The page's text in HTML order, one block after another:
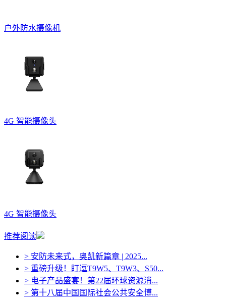
户外防水摄像机
4G 智能摄像头
4G 智能摄像头
推荐阅读
> 安防未来式，奥凯新篇章 | 2025...
> 重磅升级！盯逗T9W5、T9W3、S50...
> 电子产品盛宴！第22届环球资源消...
> 第十八届中国国际社会公共安全博...